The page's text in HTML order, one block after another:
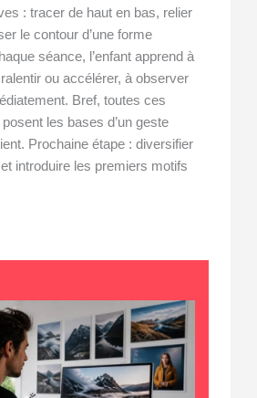
: tracer de haut en bas, relier
le contour d’une forme
séance, l’enfant apprend à
ou accélérer, à observer
Bref, toutes ces
les bases d’un geste
Prochaine étape : diversifier
introduire les premiers motifs